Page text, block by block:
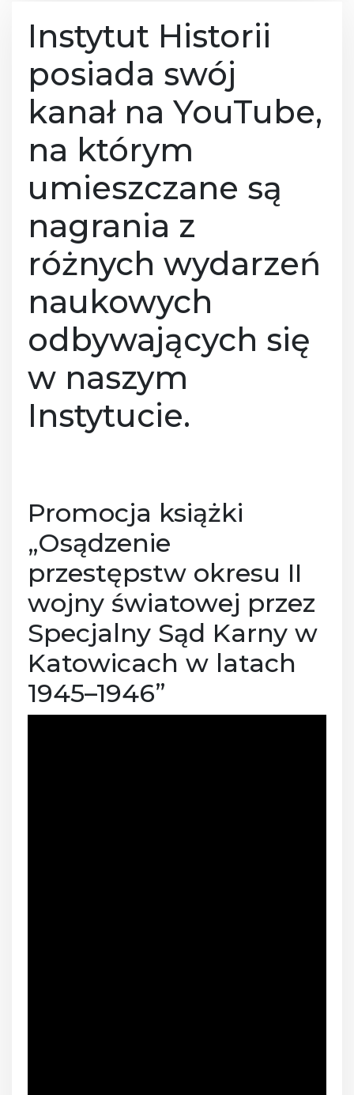
Instytut Historii
posiada swój
kanał na YouTube,
na którym
umieszczane są
nagrania z
różnych wydarzeń
naukowych
odbywających się
w naszym
Instytucie.
Promocja książki
„Osądzenie
przestępstw okresu II
wojny światowej przez
Specjalny Sąd Karny w
Katowicach w latach
1945–1946”